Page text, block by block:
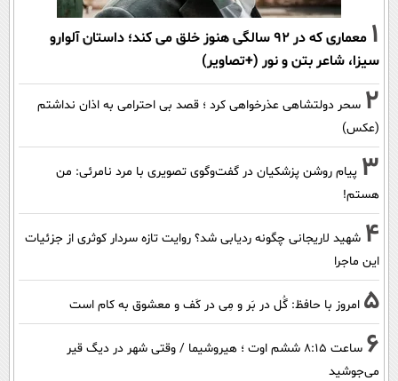
1
معماری که در 92 سالگی هنوز خلق می کند؛ داستان آلوارو
سیزا، شاعر بتن و نور (+تصاویر)
2 سحر دولتشاهی عذرخواهی کرد ؛ قصد بی احترامی به اذان نداشتم
(عکس)
3 پیام روشن پزشکیان در گفت‌و‌گوی تصویری با مرد نامرئی: من
هستم!
4 شهید لاریجانی چگونه ردیابی شد؟ روایت تازه سردار کوثری از جزئیات
این ماجرا
5 امروز با حافظ: گُل در بَر و مِی در کَف و معشوق به کام است
6
ساعت ۸:۱۵ ششم اوت ؛ هیروشیما / وقتی شهر در دیگ قیر
می‌جوشید